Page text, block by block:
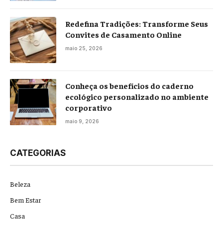
Redefina Tradições: Transforme Seus
Convites de Casamento Online
maio 25, 2026
Conheça os benefícios do caderno
ecológico personalizado no ambiente
corporativo
maio 9, 2026
CATEGORIAS
Beleza
Bem Estar
Casa